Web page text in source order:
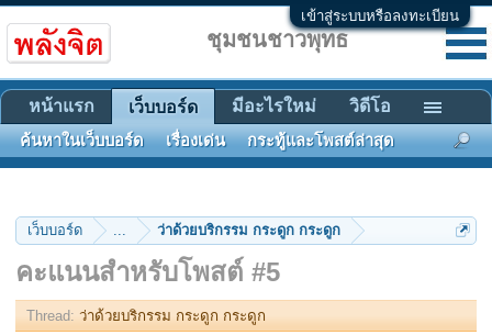
เข้าสู่ระบบหรือลงทะเบียน
เว็บบอร์ด ... ว่าด้วยบริกรรม กระดูก กระดูก
คะแนนสำหรับโพสต์ #5
Thread: ว่าด้วยบริกรรม กระดูก กระดูก
ชุมชนชาวพุทธ
หน้าแรก เว็บบอร์ด
ค้นหาในเว็บบอร์ด เรื่องเด่น กระทู้และโพสต์ล่าสุด
มีอะไรใหม่ วิดีโอ